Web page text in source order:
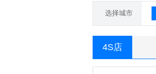
选择城市
4S店